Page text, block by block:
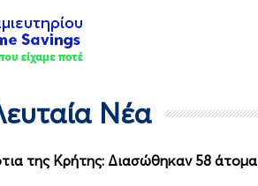
Νέα
της Κρήτης: Διασώθηκαν 58 άτομα